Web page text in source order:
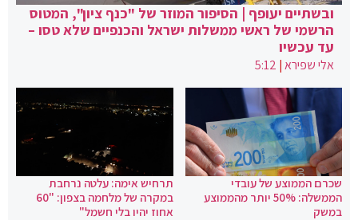
ובשתיים יעופף | הסיפור המוזר של "כנף ציון", המטוס
הרשמי של ראשי ממשלות ישראל והכנפיים שלא טסו –
עד עכשיו
אלי שפירא|
5:12
שכרם הממוצע של עובדי
הממשלה: 50% יותר מהממוצע
במשק
תרחיש אימה: עלטה נרחבת
במקרה של מלחמה בצפון: "60
אחוז יהיו בלי חשמל"